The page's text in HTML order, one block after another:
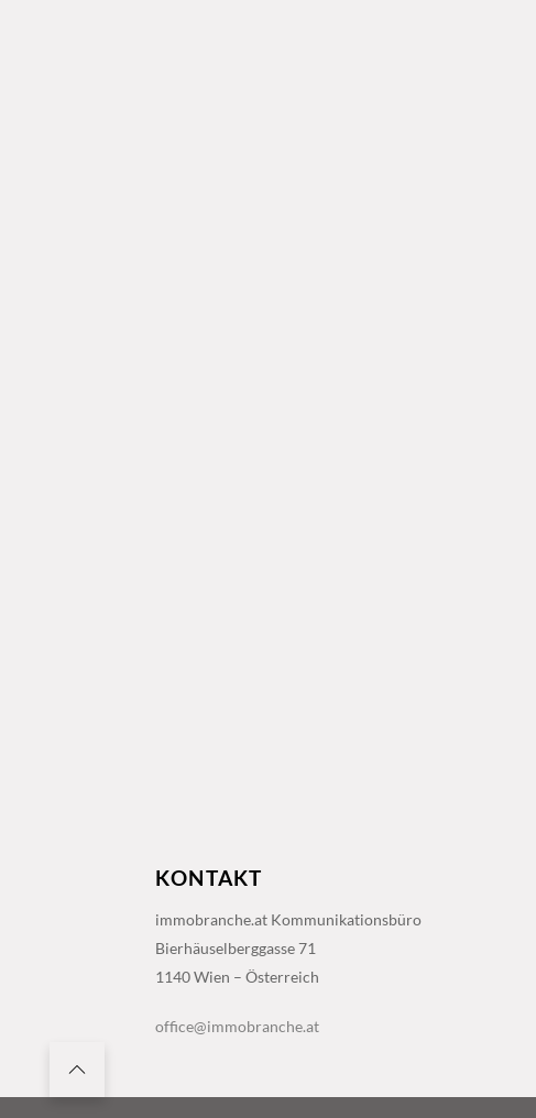
KONTAKT
immobranche.at Kommunikationsbüro
Bierhäuselberggasse 71
1140 Wien – Österreich
office@immobranche.at